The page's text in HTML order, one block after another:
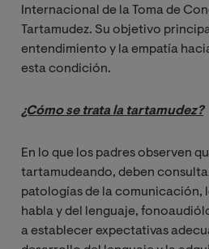
Internacional de la Toma de
Tartamudez. Su objetivo
entendimiento y la empatía
esta condición.
¿Cómo se trata la tartamudez?
En lo que los padres observen
tartamudeando, deben
patologías de la comunicación,
habla y del lenguaje,
a establecer expectativas